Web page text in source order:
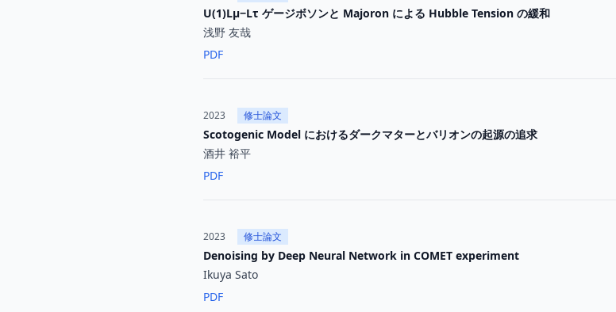
U(1)Lµ−Lτ ゲージボソンと Majoron による Hubble Tension の緩和
浅野 友哉
PDF
2023 修士論文
Scotogenic Model におけるダークマターとバリオンの起源の追求
酒井 裕平
PDF
2023 修士論文
Denoising by Deep Neural Network in COMET experiment
Ikuya Sato
PDF